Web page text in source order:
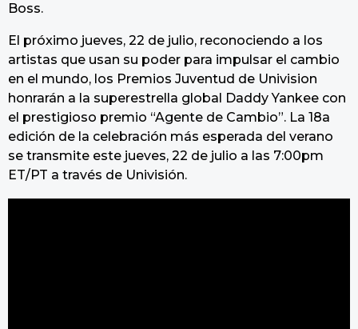
Boss.
El próximo jueves, 22 de julio, reconociendo a los
artistas que usan su poder para impulsar el cambio
en el mundo, los Premios Juventud de Univision
honrarán a la superestrella global Daddy Yankee con
el prestigioso premio “Agente de Cambio”. La 18a
edición de la celebración más esperada del verano
se transmite este jueves, 22 de julio a las 7:00pm
ET/PT a través de Univisión.